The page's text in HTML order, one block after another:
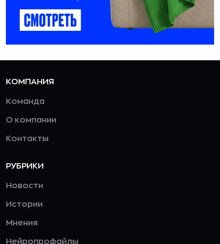
КОМПАНИЯ
Команда
О компании
Контакты
РУБРИКИ
Новости
Истории
Мнения
Нейропрофайлы